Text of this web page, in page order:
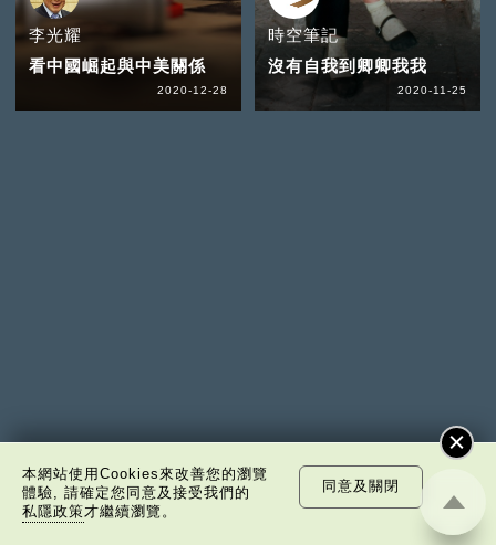
李光耀
看中國崛起與中美關係
2020-12-28
時空筆記
沒有自我到卿卿我我
2020-11-25
本網站使用Cookies來改善您的瀏覽
體驗, 請確定您同意及接受我們的
私隱政策才繼續瀏覽。
同意及關閉